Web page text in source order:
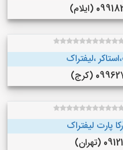
(ایلام)
،لیفتراک
(کرج)
پارت لیفتراک
(تهران)